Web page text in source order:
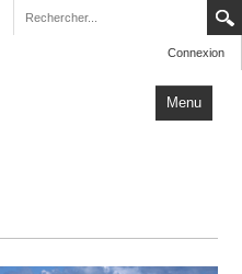
Connexion
Menu